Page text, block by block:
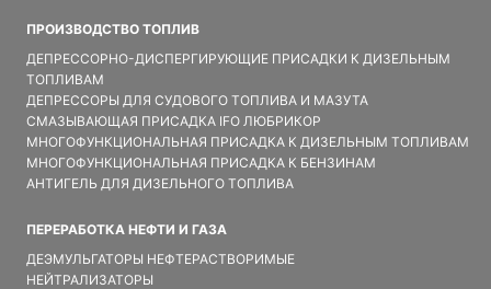
ПРОИЗВОДСТВО ТОПЛИВ
ДЕПРЕССОРНО-ДИСПЕРГИРУЮЩИЕ ПРИСАДКИ К ДИЗЕЛЬНЫМ
ТОПЛИВАМ
ДЕПРЕССОРЫ ДЛЯ СУДОВОГО ТОПЛИВА И МАЗУТА
СМАЗЫВАЮЩАЯ ПРИСАДКА IFO ЛЮБРИКОР
МНОГОФУНКЦИОНАЛЬНАЯ ПРИСАДКА К ДИЗЕЛЬНЫМ ТОПЛИВАМ
МНОГОФУНКЦИОНАЛЬНАЯ ПРИСАДКА К БЕНЗИНАМ
АНТИГЕЛЬ ДЛЯ ДИЗЕЛЬНОГО ТОПЛИВА
ПЕРЕРАБОТКА НЕФТИ И ГАЗА
ДЕЭМУЛЬГАТОРЫ НЕФТЕРАСТВОРИМЫЕ
НЕЙТРАЛИЗАТОРЫ